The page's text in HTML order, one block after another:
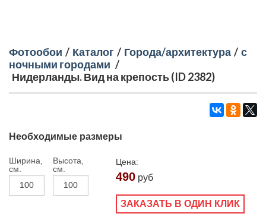
Фотообои / Каталог / Города/архитектура / с
ночными городами /
Нидерланды. Вид на крепость (ID 2382)
Необходимые размеры
Ширина,
см.
Высота,
см.
Цена:
490 руб
ЗАКАЗАТЬ В ОДИН КЛИК